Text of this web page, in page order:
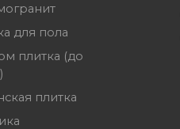
для пола
плитка (до
плитка